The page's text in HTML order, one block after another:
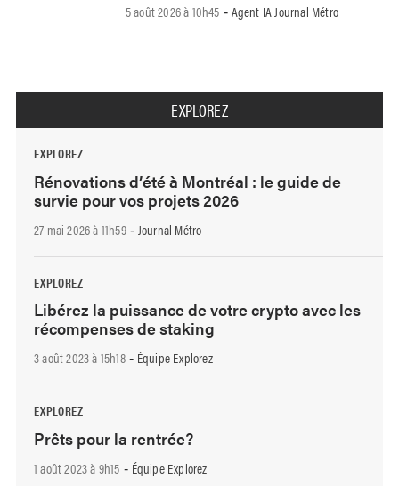
5 août 2026 à 10h45 - Agent IA Journal Métro
EXPLOREZ
EXPLOREZ
Rénovations d’été à Montréal : le guide de
survie pour vos projets 2026
27 mai 2026 à 11h59- Journal Métro
EXPLOREZ
Libérez la puissance de votre crypto avec les
récompenses de staking
3 août 2023 à 15h18- Équipe Explorez
EXPLOREZ
Prêts pour la rentrée?
1 août 2023 à 9h15 - Équipe Explorez